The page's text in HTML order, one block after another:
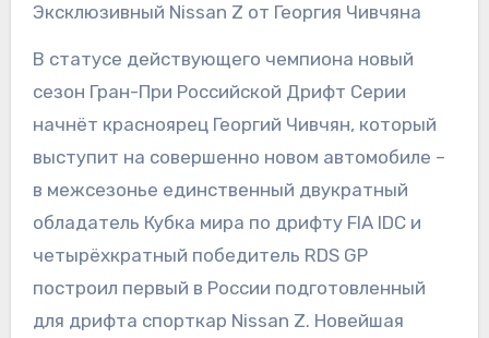
Эксклюзивный Nissan Z от Георгия Чивчяна
В статусе действующего чемпиона новый
сезон Гран-При Российской Дрифт Серии
начнёт красноярец Георгий Чивчян, который
выступит на совершенно новом автомобиле –
в межсезонье единственный двукратный
обладатель Кубка мира по дрифту FIA IDC и
четырёхкратный победитель RDS GP
построил первый в России подготовленный
для дрифта спорткар Nissan Z. Новейшая